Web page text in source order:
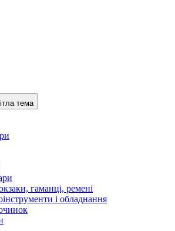
тема
гаманці, ремені
і обладнання